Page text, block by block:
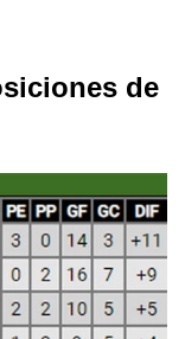
de